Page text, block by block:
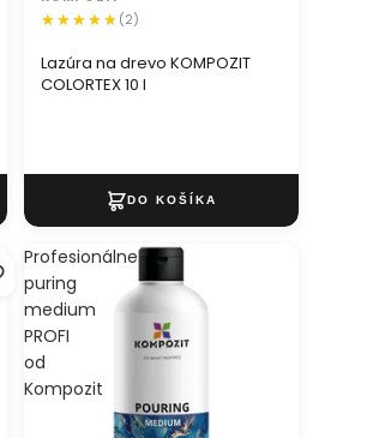
Lazúra na drevo KOMPOZIT
COLORTEX 10 l
(2)
Profesionálne
puring
medium
PROFI
od
Kompozit